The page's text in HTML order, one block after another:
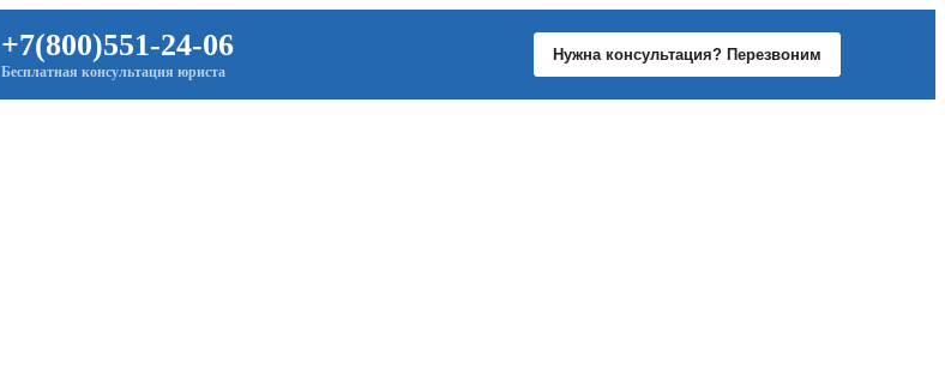
+7(800)551-24-06
Бесплатная консультация юриста
Нужна консультация? Перезвоним